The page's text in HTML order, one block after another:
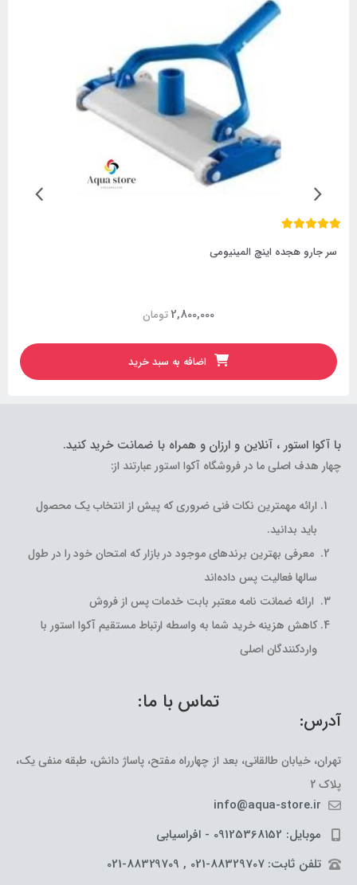
سر جارو هجده اینچ المینیومی
تومان2,800,000
اضافه به سبد خرید
با آکوا استور ، آنلاین و ارزان و همراه با ضمانت خرید کنید.
چهار هدف اصلی ما در فروشگاه آکوا استور عبارتند از:
ارائه مهمترین نکات فنی ضروری که پیش از انتخاب یک محصول
باید بدانید.
معرفی بهترین برندهای موجود در بازار که امتحان خود را در طول
سالها فعالیت پس داده‌اند
ارائه ضمانت نامه معتبر بابت خدمات پس از فروش
کاهش هزینه خرید شما به واسطه ارتباط مستقیم آکوا استور با
واردکنندگان اصلی
تماس با ما:
آدرس:
تهران، خیابان طالقانی، بعد از چهارراه مفتح، پاساژ دانش، طبقه منفی یک،
پلاک 2
info@aqua-store.ir
موبایل: 09125368152 - افراسیابی
تلفن ثابت: 88329707-021 , 88329709-021